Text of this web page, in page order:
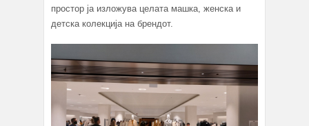
простор ја изложува целата машка, женска и
детска колекција на брендот.